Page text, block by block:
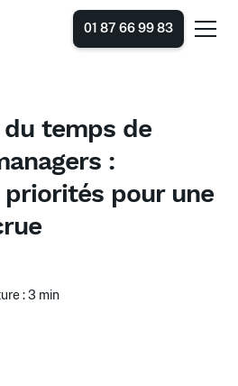
01 87 66 99 83
temps de
:
pour une
: 3 min